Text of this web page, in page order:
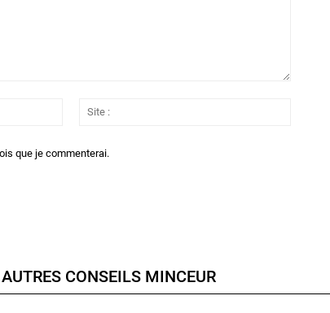
Email
que je commenterai.
AUTRES CONSEILS MINCEUR